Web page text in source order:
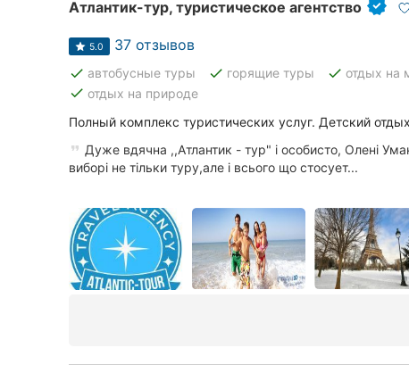
Все рубрики
Все города:
Кропивницкий
Житомир
Тернополь
Атлантик-тур, туристическое агентство
5.0 37 отзывов
done автобусные туры done горящие туры done отдых на
done отдых на природе
Полный комплекс туристических услуг. Детский отдых
Дуже вдячна ,,Атлантик - тур" і особисто, Олені
виборі не тільки туру,але і всього що стосует...